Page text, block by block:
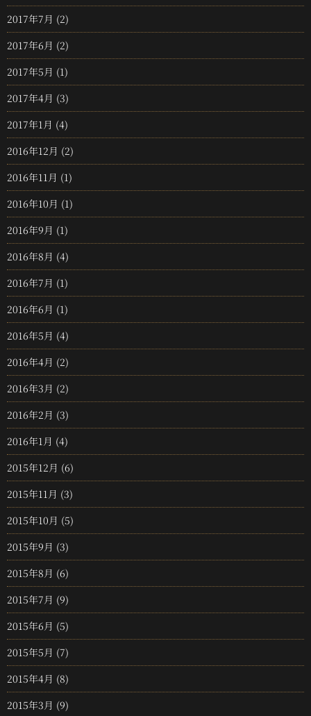
2017年7月 (2)
2017年6月 (2)
2017年5月 (1)
2017年4月 (3)
2017年1月 (4)
2016年12月 (2)
2016年11月 (1)
2016年10月 (1)
2016年9月 (1)
2016年8月 (4)
2016年7月 (1)
2016年6月 (1)
2016年5月 (4)
2016年4月 (2)
2016年3月 (2)
2016年2月 (3)
2016年1月 (4)
2015年12月 (6)
2015年11月 (3)
2015年10月 (5)
2015年9月 (3)
2015年8月 (6)
2015年7月 (9)
2015年6月 (5)
2015年5月 (7)
2015年4月 (8)
2015年3月 (9)